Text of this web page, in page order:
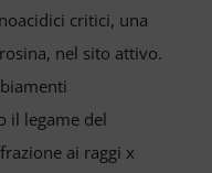
critici, una
nel sito attivo.
il legame del
ai raggi x